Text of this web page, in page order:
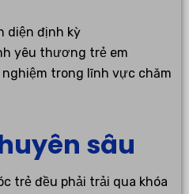
diện định kỳ
yêu thương trẻ em
trong lĩnh vực chăm
sâu
trẻ đều phải trải qua khóa